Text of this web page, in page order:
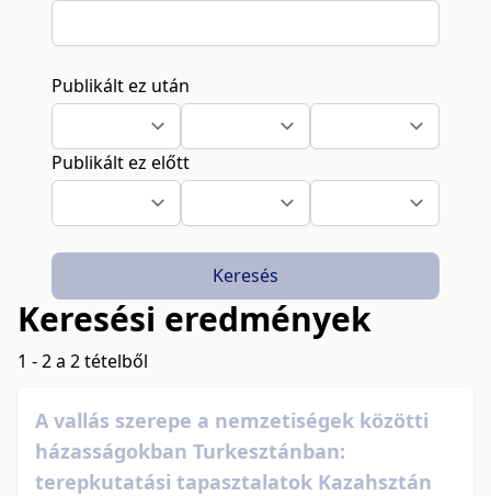
Publikált ez után
Publikált ez előtt
Keresés
Keresési eredmények
1 - 2 a 2 tételből
A vallás szerepe a nemzetiségek közötti
házasságokban Turkesztánban:
terepkutatási tapasztalatok Kazahsztán